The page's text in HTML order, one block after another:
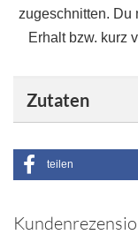
zugeschnitten. Du
Erhalt bzw. kurz
Zutaten
teilen